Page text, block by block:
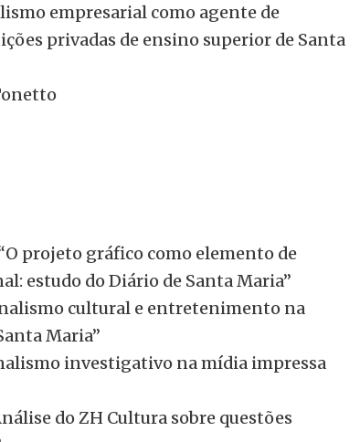
empresarial como agente de
privadas de ensino superior de Santa
projeto gráfico como elemento de
estudo do Diário de Santa Maria”
cultural e entretenimento na
Maria”
investigativo na mídia impressa
do ZH Cultura sobre questões